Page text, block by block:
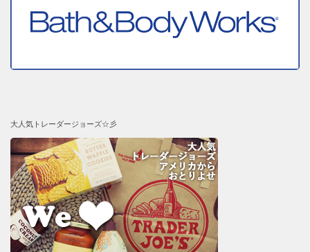
大人気トレーダージョーズ☆彡